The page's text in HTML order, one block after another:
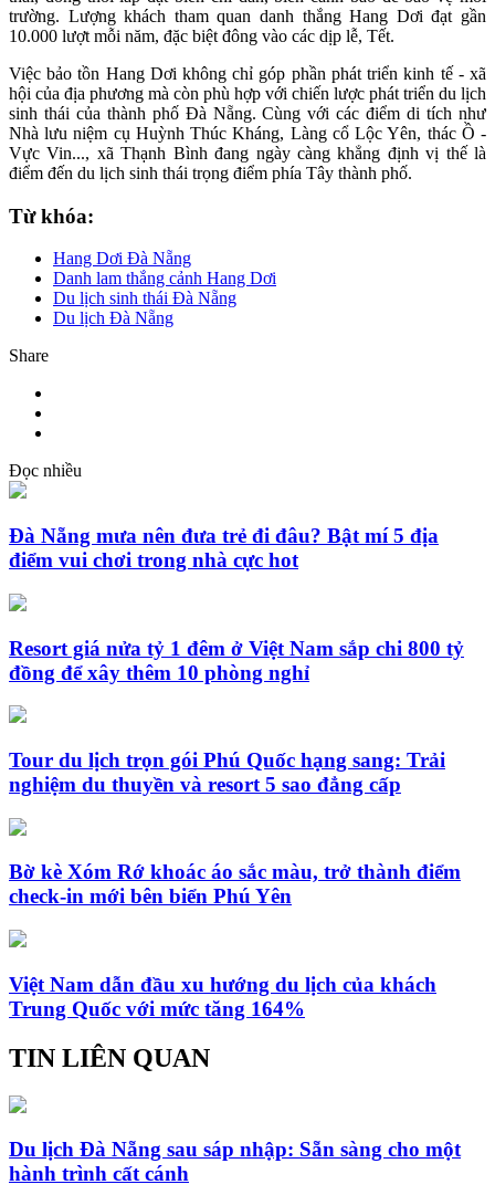
trường. Lượng khách tham quan danh thắng Hang Dơi đạt gần
10.000 lượt mỗi năm, đặc biệt đông vào các dịp lễ, Tết.
Việc bảo tồn Hang Dơi không chỉ góp phần phát triển kinh tế - xã
hội của địa phương mà còn phù hợp với chiến lược phát triển du lịch
sinh thái của thành phố Đà Nẵng. Cùng với các điểm di tích như
Nhà lưu niệm cụ Huỳnh Thúc Kháng, Làng cổ Lộc Yên, thác Ồ -
Vực Vin..., xã Thạnh Bình đang ngày càng khẳng định vị thế là
điểm đến du lịch sinh thái trọng điểm phía Tây thành phố.
Từ khóa:
Hang Dơi Đà Nẵng
Danh lam thắng cảnh Hang Dơi
Du lịch sinh thái Đà Nẵng
Du lịch Đà Nẵng
Share
Đọc nhiều
Đà Nẵng mưa nên đưa trẻ đi đâu? Bật mí 5 địa
điểm vui chơi trong nhà cực hot
Resort giá nửa tỷ 1 đêm ở Việt Nam sắp chi 800 tỷ
đồng để xây thêm 10 phòng nghỉ
Tour du lịch trọn gói Phú Quốc hạng sang: Trải
nghiệm du thuyền và resort 5 sao đẳng cấp
Bờ kè Xóm Rớ khoác áo sắc màu, trở thành điểm
check-in mới bên biển Phú Yên
Việt Nam dẫn đầu xu hướng du lịch của khách
Trung Quốc với mức tăng 164%
TIN LIÊN QUAN
Du lịch Đà Nẵng sau sáp nhập: Sẵn sàng cho một
hành trình cất cánh